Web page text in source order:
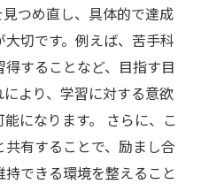
つめ直し、具体的で達成
切です。例えば、苦手科
することなど、目指す目
より、学習に対する意欲
になります。 さらに、こ
有することで、励まし合
できる環境を整えること